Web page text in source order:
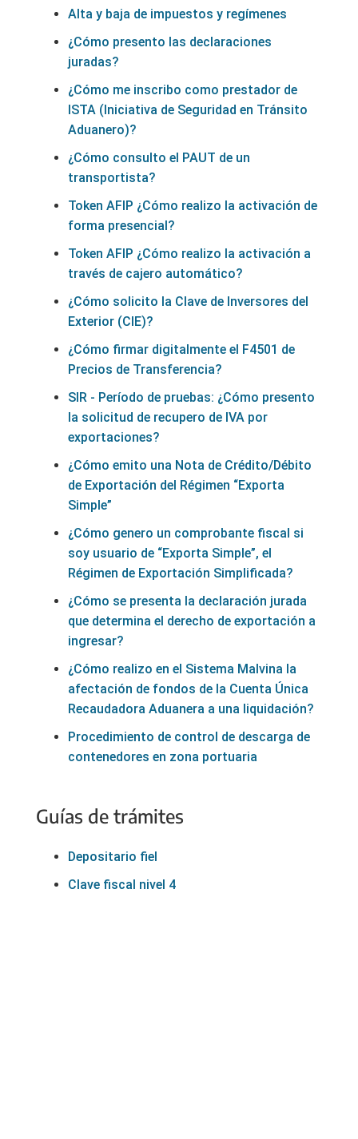
Alta y baja de impuestos y regímenes
¿Cómo presento las declaraciones
juradas?
¿Cómo me inscribo como prestador de
ISTA (Iniciativa de Seguridad en Tránsito
Aduanero)?
¿Cómo consulto el PAUT de un
transportista?
Token AFIP ¿Cómo realizo la activación de
forma presencial?
Token AFIP ¿Cómo realizo la activación a
través de cajero automático?
¿Cómo solicito la Clave de Inversores del
Exterior (CIE)?
¿Cómo firmar digitalmente el F4501 de
Precios de Transferencia?
SIR - Período de pruebas: ¿Cómo presento
la solicitud de recupero de IVA por
exportaciones?
¿Cómo emito una Nota de Crédito/Débito
de Exportación del Régimen “Exporta
Simple”
¿Cómo genero un comprobante fiscal si
soy usuario de “Exporta Simple”, el
Régimen de Exportación Simplificada?
¿Cómo se presenta la declaración jurada
que determina el derecho de exportación a
ingresar?
¿Cómo realizo en el Sistema Malvina la
afectación de fondos de la Cuenta Única
Recaudadora Aduanera a una liquidación?
Procedimiento de control de descarga de
contenedores en zona portuaria
Guías de trámites
Depositario fiel
Clave fiscal nivel 4